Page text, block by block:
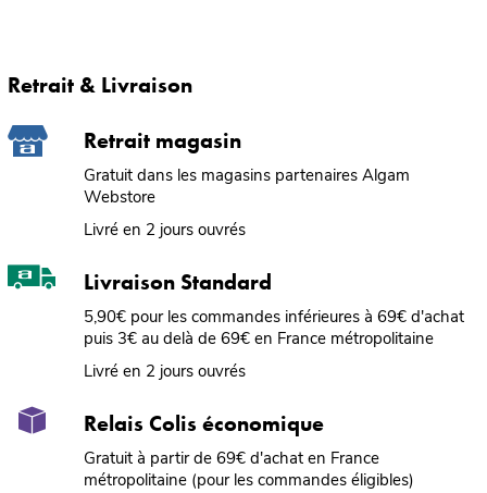
Retrait & Livraison
Retrait magasin
Gratuit dans les magasins partenaires Algam
Webstore
Livré en 2 jours ouvrés
Livraison Standard
5,90€ pour les commandes inférieures à 69€ d'achat
puis 3€ au delà de 69€ en France métropolitaine
Livré en 2 jours ouvrés
Relais Colis économique
Gratuit à partir de 69€ d'achat en France
métropolitaine (pour les commandes éligibles)